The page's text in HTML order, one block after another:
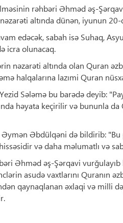
rəhbəri Əhməd əş-
altında dünən, iyunun
edəcək, sabah isə Suhaq,
icra olunacaq.
nəzarəti altında olan Quran
halqalarına lazımi Quran
Sələmə bu barədə deyib:
həyata keçirilir və bununla
Əbdülqəni də bildirib: "Bu
və daha məlumatlı və
Əhməd əş-Şərqavi
asudə vaxtlarını Quranın
qaynaqlanan əxlaqi və milli